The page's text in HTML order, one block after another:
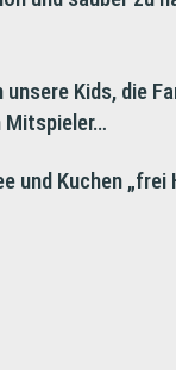
Kids, die
Mitspieler…
und Kuchen „frei